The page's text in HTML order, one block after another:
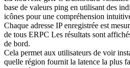
base de valeurs ping en utilisant des
icônes pour une compréhension
Chaque adresse IP enregistrée est
de tous ERPC Les résultats sont
de bord.
Cela permet aux utilisateurs de voir
quelle région fournit la latence la plus